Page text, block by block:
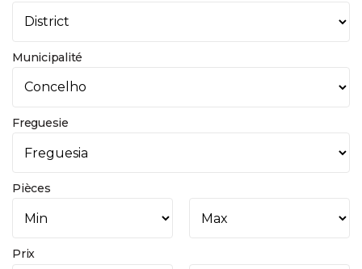
Municipalité
Freguesie
Pièces
Prix